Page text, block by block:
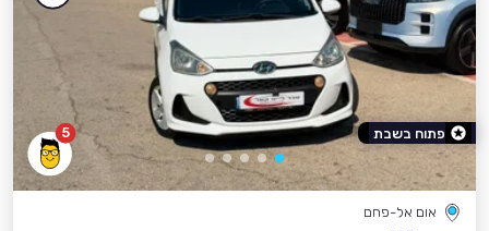
5
אום אל-פחם
פתוח בשבת